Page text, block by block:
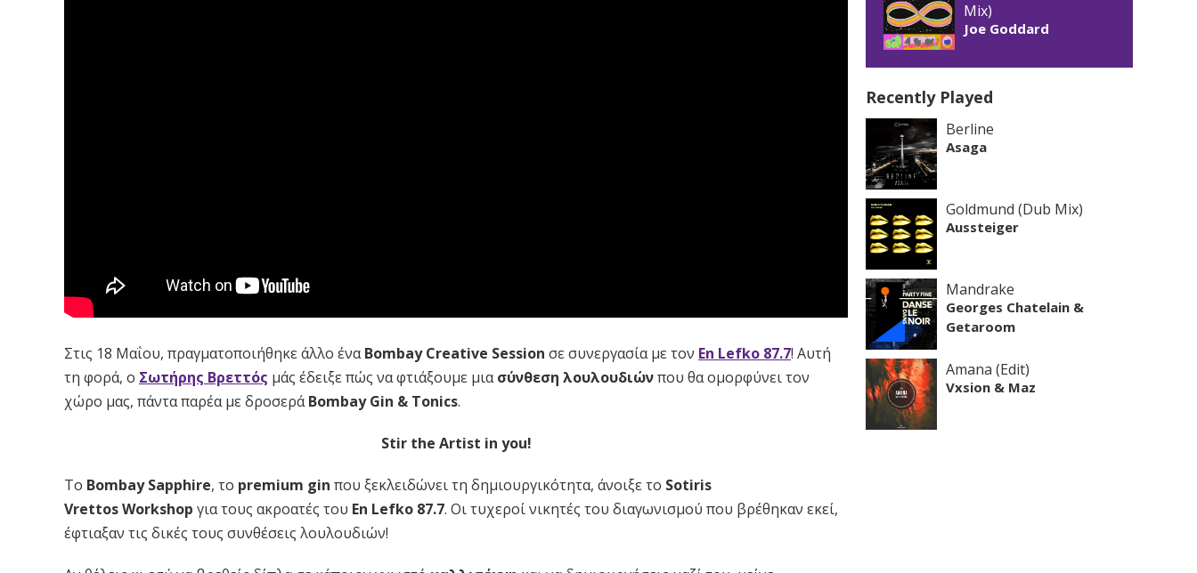
Στις 18 Μαΐου, πραγματοποιήθηκε άλλο έναBombay Creative Session σε συνεργασία με τον Εn Lefko 87.7! Αυτή
τη φορά, ο Σωτήρης Βρεττός μάς έδειξε πώς να φτιάξουμε μιασύνθεση λουλουδιώνπου θα ομορφύνει τον
χώρο μας, πάντα παρέα με δροσεράBombay Gin & Tonics.
Stir the Artist in you!
Το Bombay Sapphire, το premium gin που ξεκλειδώνει τη δημιουργικότητα, άνοιξε το Sotiris
Vrettos Workshop για τους ακροατές του En Lefko 87.7. Οι τυχεροί νικητές του διαγωνισμού που βρέθηκαν εκεί,
έφτιαξαν τις δικές τους συνθέσεις λουλουδιών!
Mix)
Joe Goddard
Recently Played
Berline
Asaga
Goldmund (Dub Mix)
Aussteiger
Mandrake
Georges Chatelain &
Getaroom
Amana (Edit)
Vxsion & Maz